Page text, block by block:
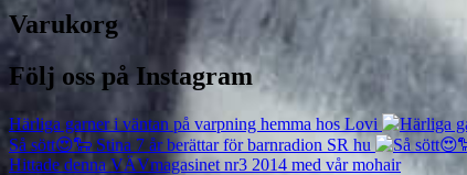
Varukorg
Följ oss på Instagram
Härliga garner i väntan på varpning hemma hos Lovi
Så sött😍🐑 Stina 7 år berättar för barnradion SR hu
Hittade denna VÄVmagasinet nr3 2014 med vår mohair